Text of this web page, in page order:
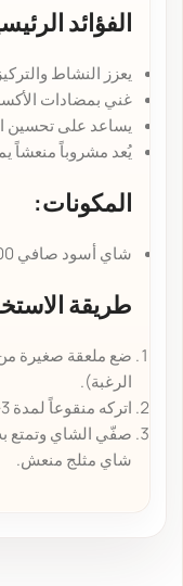
الفؤائد
يعزز النشاط
غني بمضادات
يساعد على تحسين
يُعد مشروباً منعشاً
المكونات:
شاي أسود صافي 100% من أوراق الشاي السيلاني.
طريقة
ضع ملعقة صغيرة
الرغبة).
اتركه منقوعاً لمدة 3-5 دقائق.
صفّي الشاي وتمتع
شاي مثلج منعش.